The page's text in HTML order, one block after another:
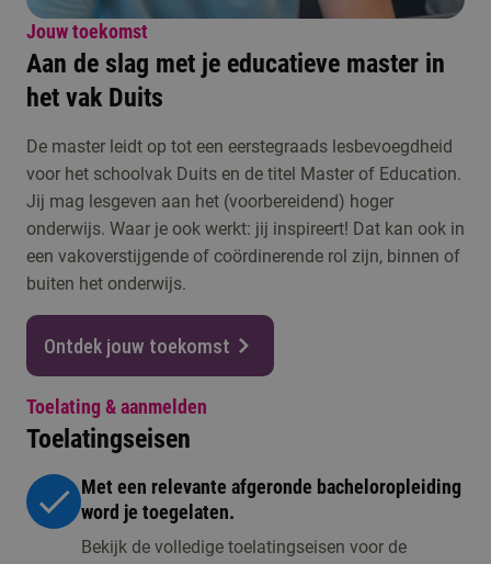
Jouw toekomst
Aan de slag met je educatieve master in
het vak Duits
De master leidt op tot een eerstegraads lesbevoegdheid
voor het schoolvak Duits en de titel Master of Education.
Jij mag lesgeven aan het (voorbereidend) hoger
onderwijs. Waar je ook werkt: jij inspireert! Dat kan ook in
een vakoverstijgende of coördinerende rol zijn, binnen of
buiten het onderwijs.
Ontdek jouw toekomst
Toelating & aanmelden
Toelatingseisen
Met een relevante afgeronde bacheloropleiding
word je toegelaten.
Bekijk de volledige toelatingseisen voor de